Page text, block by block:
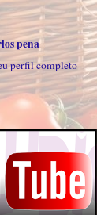
pena
perfil completo